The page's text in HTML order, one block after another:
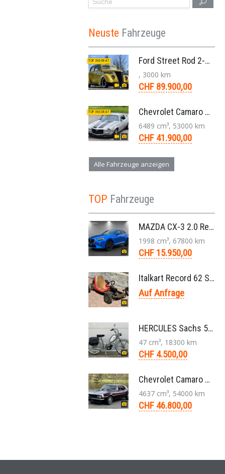
Neuste Fahrzeuge
TOP INSERAT Ford Street Rod 2-Door V8 Aut. 1937
, 3000 km
CHF 89.900,00
TOP INSERAT Chevrolet Camaro SS 396 LS3 Coupe Aut. 1971
6489 cm³, 53000 km
CHF 41.900,00
Alle Fahrzeuge anzeigen
TOP Fahrzeuge
MAZDA CX-3 2.0 Revolution FWD Skyactiv Drive SUV 2017
1998 cm³, 67800 km
CHF 15.950,00
Italkart Record 62 Sidewinder 1961 Rennkart, Parilla V11 Thunderbolt Motor
Auf Anfrage
HERCULES Sachs 50/2 Mofa 2-Gang Handschaltung Veteran
47 cm³, 18300 km
CHF 4.500,00
Chevrolet Camaro Coupé 1. Generation V8 Aut. 1967
4637 cm³, 54000 km
CHF 46.800,00